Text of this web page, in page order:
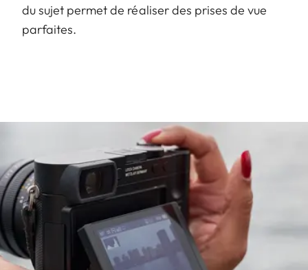
du sujet permet de réaliser des prises de vue
parfaites.